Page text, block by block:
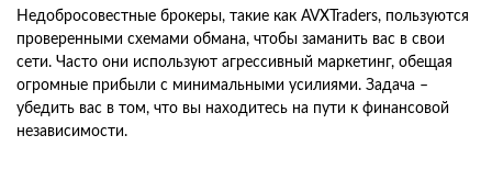
Недобросовестные брокеры, такие как AVXTraders, пользуются
проверенными схемами обмана, чтобы заманить вас в свои
сети. Часто они используют агрессивный маркетинг, обещая
огромные прибыли с минимальными усилиями. Задача –
убедить вас в том, что вы находитесь на пути к финансовой
независимости.